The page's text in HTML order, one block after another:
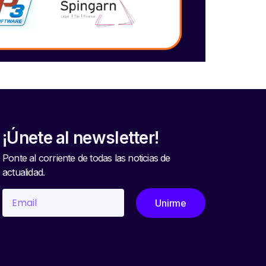
¡Únete al newsletter!
Ponte al corriente de todas las noticias de
actualidad.
Unirme